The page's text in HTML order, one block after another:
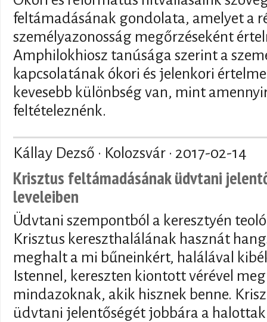
feltámadásának gondolata, amelyet a
személyazonosság megőrzéseként
Amphilokhiosz tanúsága szerint a
kapcsolatának ókori és jelenkori
kevesebb különbség van, mint
feltételeznénk.
Kállay Dezső · Kolozsvár · 2017-02-14
Krisztus feltámadásának üdvtani
leveleiben
Üdvtani szempontból a keresztyén
Krisztus kereszthalálának hasznát
meghalt a mi bűneinkért, halálával
Istennel, kereszten kiontott vérével
mindazoknak, akik hisznek benne.
üdvtani jelentőségét jobbára a